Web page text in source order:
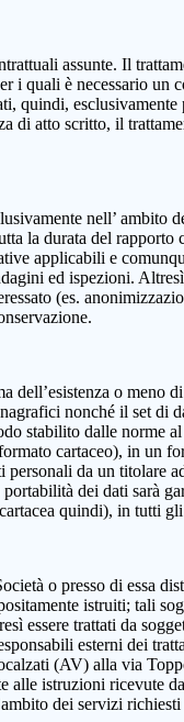
assunte. Il
quali è necessario un
quindi, esclusivamente
di atto scritto, il
nell’ ambito
la durata del rapporto
applicabili e
ed ispezioni.
(es.
o meno
nonché il set di
stabilito dalle norme
cartaceo), in un
da un titolare
dei dati sarà
quindi), in tutti
o presso di essa
istruiti; tali
essere trattati da
esterni dei
(AV) alla via
alle istruzioni ricevute
dei servizi